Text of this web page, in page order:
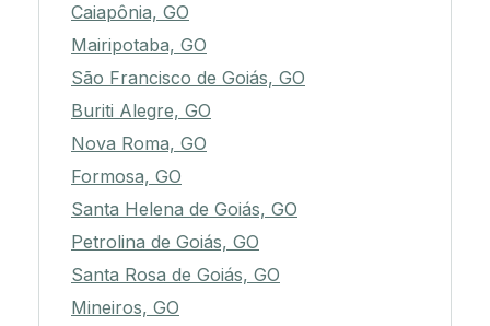
Caiapônia, GO
Mairipotaba, GO
São Francisco de Goiás, GO
Buriti Alegre, GO
Nova Roma, GO
Formosa, GO
Santa Helena de Goiás, GO
Petrolina de Goiás, GO
Santa Rosa de Goiás, GO
Mineiros, GO